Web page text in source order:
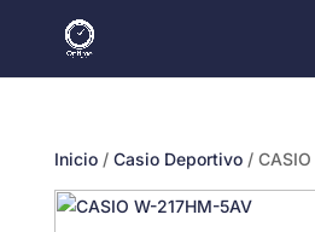
Inicio/ Casio Deportivo/ CASIO